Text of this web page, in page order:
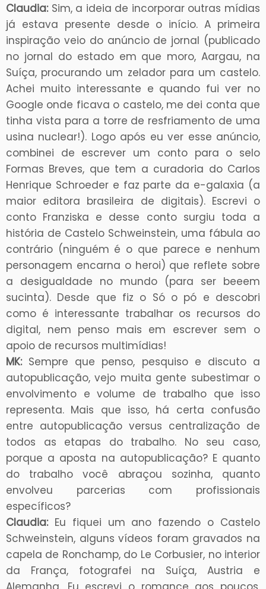
Claudia:Sim, a ideia de incorporar outras mídias
já estava presente desde o início. A primeira
inspiração veio do anúncio de jornal (publicado
no jornal do estado em que moro, Aargau, na
Suíça, procurando um zelador para um castelo.
Achei muito interessante e quando fui ver no
Google onde ficava o castelo, me dei conta que
tinha vista para a torre de resfriamento de uma
usina nuclear!). Logo após eu ver esse anúncio,
combinei de escrever um conto para o selo
Formas Breves, que tem a curadoria do Carlos
Henrique Schroeder e faz parte da e-galaxia (a
maior editora brasileira de digitais). Escrevi o
conto Franziska e desse conto surgiu toda a
história de Castelo Schweinstein, uma fábula ao
contrário (ninguém é o que parece e nenhum
personagem encarna o heroi) que reflete sobre
a desigualdade no mundo (para ser beeem
sucinta). Desde que fiz o Só o pó e descobri
como é interessante trabalhar os recursos do
digital, nem penso mais em escrever sem o
apoio de recursos multimídias!
MK:Sempre que penso, pesquiso e discuto a
autopublicação, vejo muita gente subestimar o
envolvimento e volume de trabalho que isso
representa. Mais que isso, há certa confusão
entre autopublicação versus centralização de
todos as etapas do trabalho. No seu caso,
porque a aposta na autopublicação? E quanto
do trabalho você abraçou sozinha, quanto
envolveu parcerias com profissionais
específicos?
Claudia:Eu fiquei um ano fazendo o Castelo
Schweinstein, alguns vídeos foram gravados na
capela de Ronchamp, do Le Corbusier, no interior
da França, fotografei na Suíça, Austria e